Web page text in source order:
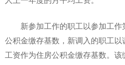
新参加工作的职工以参加工作
公积金缴存基数，新调入的职工
工资作为住房公积金缴存基数。